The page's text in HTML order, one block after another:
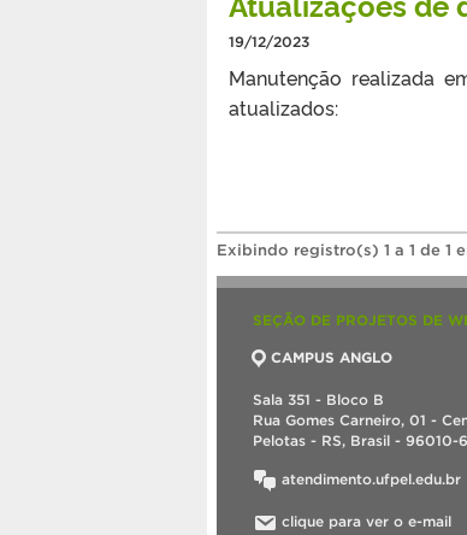
19/12/2023
Manutenção realizada
atualizados:
Exibindo registro(s) 1 a 1 de 1
SEÇÃO DE PROJETOS DE
CAMPUS ANGLO
Sala 351 - Bloco B
Rua Gomes Carneiro, 01 -
Pelotas - RS, Brasil - 96010-
atendimento.ufpel.edu.br
clique para ver o e-mail